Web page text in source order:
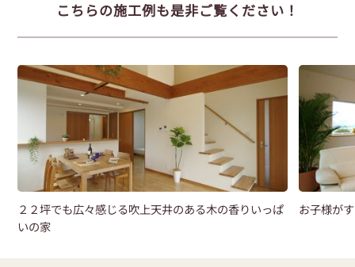
こちらの施工例も是非ご覧ください！
２２坪でも広々感じる吹上天井のある木の香りいっぱ
いの家
お子様が